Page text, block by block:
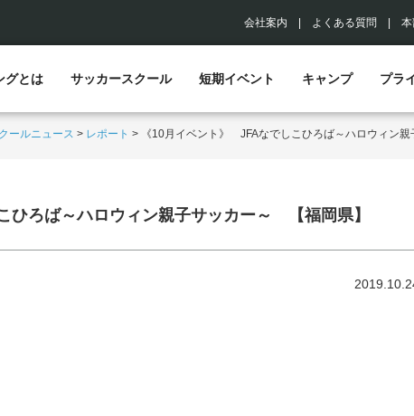
会社案内 よくある質問
グとは サッカースクール 短期イベント キャンプ プラ
ールニュース > レポート > 《10月イベント》 JFAなでしこひろば～ハロウィン
ひろば～ハロウィン親子サッカー～ 【福岡県】